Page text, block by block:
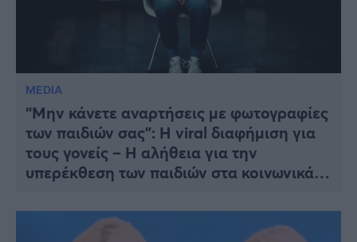
MEDIA
“Μην κάνετε αναρτήσεις με φωτογραφίες
των παιδιών σας”: Η viral διαφήμιση για
τους γονείς – Η αλήθεια για την
υπερέκθεση των παιδιών στα κοινωνικά